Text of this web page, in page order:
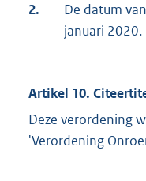
2.
De datum
januari 2020.
Artikel 10.
Deze verordening
'Verordening